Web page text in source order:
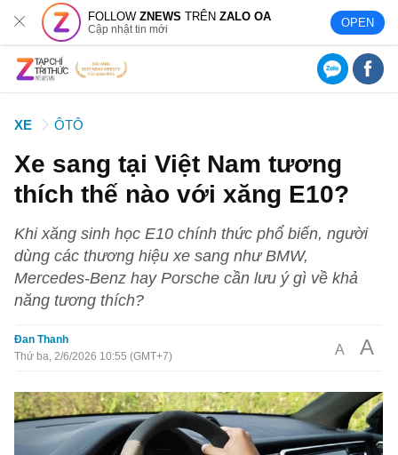
FOLLOWZNEWS TRÊNZALO OA
Cập nhật tin mới OPEN
XE ÔTÔ
Xe sang tại Việt Nam tương
thích thế nào với xăng E10?
Khi xăng sinh học E10 chính thức phổ biến, người
dùng các thương hiệu xe sang như BMW,
Mercedes-Benz hay Porsche cần lưu ý gì về khả
năng tương thích?
Đan Thanh
Thứ ba, 2/6/2026 10:55 (GMT+7)
A A